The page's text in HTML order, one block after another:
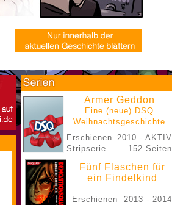
Armer Geddon
Eine (neue) DSQ
Weihnachtsgeschichte
Erschienen
Stripserie
2010 - AKTIV
152 Seiten
Fünf Flaschen für
ein Findelkind
Erschienen
2013 - 2014